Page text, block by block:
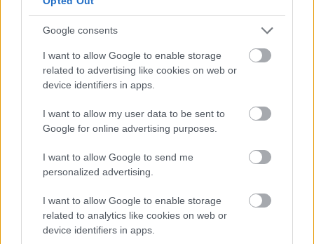
Google consents
I want to allow Google to enable storage
related to advertising like cookies on web or
device identifiers in apps.
I want to allow my user data to be sent to
Google for online advertising purposes.
I want to allow Google to send me
personalized advertising.
I want to allow Google to enable storage
related to analytics like cookies on web or
device identifiers in apps.
6. Button (GBR), McLaren 101
Button győzelme ellenére a Red Bull eggyel több
pontot szerzett mint a McLaren, az osztrákok
címvédésére legfeljebb a wokingiak jelenthetnek
tempójukat és mindkét autójuk célba is ér.
1. Red Bull-Renault (AUT) 272 pont
2. McLaren-Mercedes (GBR) 218
3. Lotus-Renault (GBR) 207